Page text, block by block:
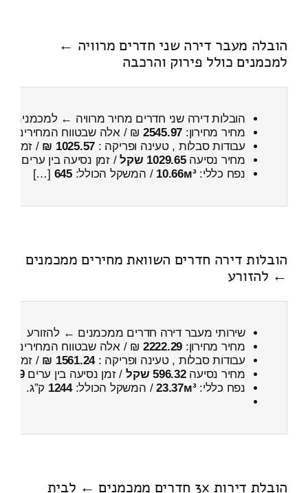
הובלה מעבר דירה שני חדרים מרוויה ←
למכמנים כולל פירוק והרכבה
הובלות דירה שני חדרים מחיר מרוויה ← למכמנים
מחיר מחירון: 2545.97 ₪ / אלה שבטווח המחירים
עבודות סבלות , טעינה ופריקה : 1025.57 ₪ / זמן :
מחיר נסיעה1029.65 שקל / זמן נסיעה בין ערים
נפח כללי:10.66м³ / המשקל הכולל:645
[…]
הובלות דירה חדרים השוואת מחירים ממכמנים
← להזורע
שירותי מעבר דירה חדרים ממכמנים ← להזורע
מחיר מחירון: 2222.29 ₪ / אלה שבטווח המחירים
עבודות סבלות , טעינה ופריקה :1561.24 ₪ / זמן :
מחיר נסיעה596.32 שקל / זמן נסיעה בין ערים59 דקות
נפח כללי:23.37м³/ המשקל הכולל:1244 ק”ג.
הובלת דירות 3x חדרים ממכמנים ← לבית